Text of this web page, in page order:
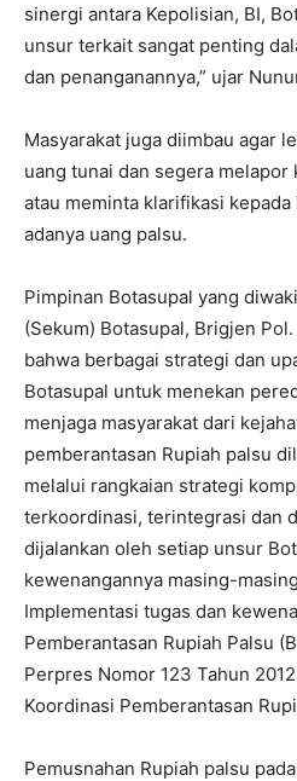
sinergi antara Kepolisian, BI,
unsur terkait sangat penting
dan penanganannya,” ujar
Masyarakat juga diimbau agar
uang tunai dan segera melapor
atau meminta klarifikasi
adanya uang palsu.
Pimpinan Botasupal yang
(Sekum) Botasupal, Brigjen
bahwa berbagai strategi dan
Botasupal untuk menekan
menjaga masyarakat dari
pemberantasan Rupiah palsu
melalui rangkaian strategi
terkoordinasi, terintegrasi dan
dijalankan oleh setiap unsur
kewenangannya masing-
Implementasi tugas dan
Pemberantasan Rupiah Palsu
Perpres Nomor 123 Tahun
Koordinasi Pemberantasan
Pemusnahan Rupiah palsu